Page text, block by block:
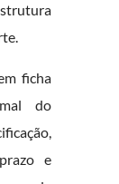
ficha
do
e